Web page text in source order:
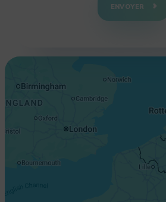
ENVOYER